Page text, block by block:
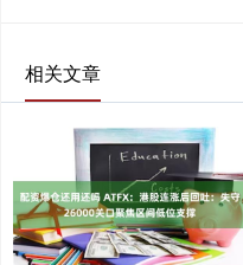
相关文章